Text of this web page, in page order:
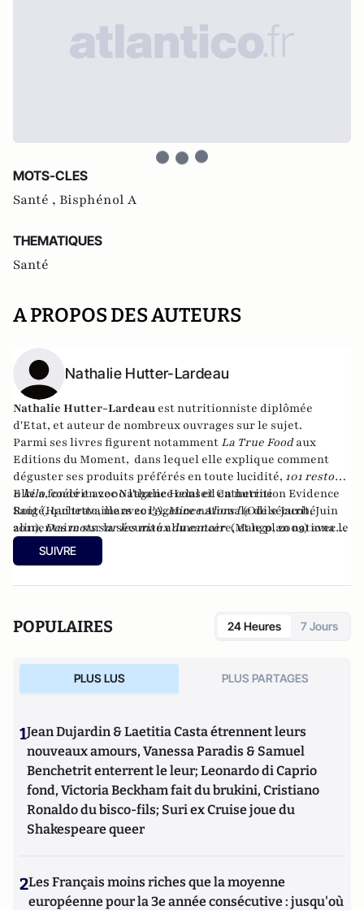
MOTS-CLES
Santé , Bisphénol A
THEMATIQUES
Santé
A PROPOS DES AUTEURS
Nathalie Hutter-Lardeau
Nathalie Hutter-Lardeau est nutritionniste diplômée
d'Etat, et auteur de nombreux ouvrages sur le sujet.
Parmi ses livres figurent notamment La True Foodaux
Editions du Moment, dans lequel elle explique comment
déguster ses produits préférés en toute lucidité, 101 restos,
0 kilo, coécrit avecNathalie HelaletCatherine
Roig(Hachette, mars 2013),Mince Alors !(Odile Jacob, Juin
2011),Des mots sur les maux du cancer(Mango, 2009) avec le
Professeur David Khayat et Wendy Bouchard, et
régime anti-cancer
Elle a fondé en 2000 l'agence conseil en nutritionEvidence
Santé, qui travaille avec l'Agence nationale de sécurité
alimentaire sur la sécurité alimentaire, et le plan national
nutrition santé, ainsi qu'avec plusieurs entreprises du
secteur agro-alimentaire.
SUIVRE
POPULAIRES 24 Heures 7 Jours
PLUS LUS PLUS PARTAGES
1Jean Dujardin & Laetitia Casta étrennent leurs
nouveaux amours, Vanessa Paradis & Samuel
Benchetrit enterrent le leur; Leonardo di Caprio
fond, Victoria Beckham fait du brukini, Cristiano
Ronaldo du bisco-fils; Suri ex Cruise joue du
Shakespeare queer
2Les Français moins riches que la moyenne
européenne pour la 3e année consécutive : jusqu'où